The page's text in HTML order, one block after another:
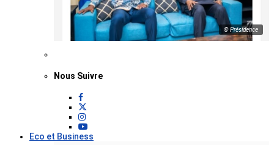
© Présidence
Nous Suivre
Eco et Business